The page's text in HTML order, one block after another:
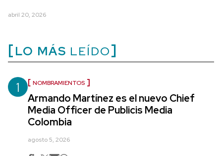
abril 20, 2026
LO MÁS LEÍDO
1 NOMBRAMIENTOS
Armando Martínez es el nuevo Chief
Media Officer de Publicis Media
Colombia
agosto 5, 2026